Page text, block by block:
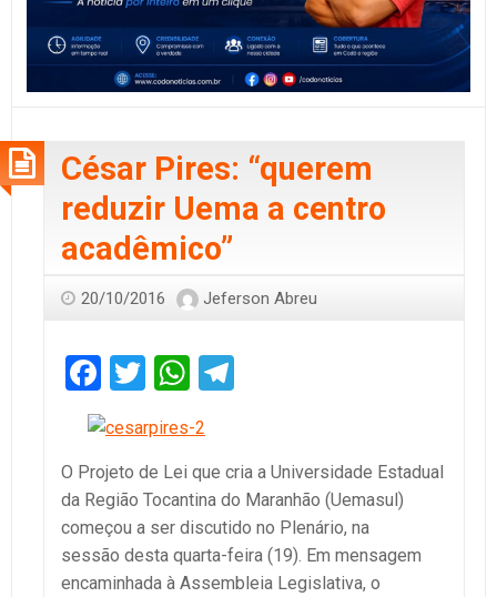
César Pires: “querem
reduzir Uema a centro
acadêmico”
20/10/2016 Jeferson Abreu
Facebook
TwitterWhatsApp
O Projeto de Lei que cria a Universidade Estadual
da Região Tocantina do Maranhão (Uemasul)
começou a ser discutido no Plenário, na
sessão desta quarta-feira (19). Em mensagem
encaminhada à Assembleia Legislativa, o